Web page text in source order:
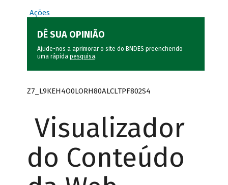
Ações
DÊ SUA OPINIÃO
Ajude-nos a aprimorar o site do BNDES preenchendo
uma rápida pesquisa.
Z7_L9KEH4O0LORH80ALCLTPF802S4
Visualizador
do Conteúdo